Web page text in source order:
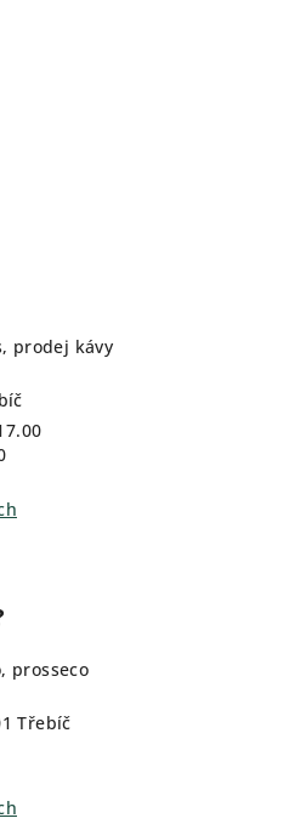
prodej kávy
prosseco
Třebíč